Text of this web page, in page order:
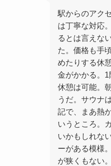
駅からのアク
は丁寧な対応
るとは言えな
た。価格も手
めたりする休
金がかかる。
休憩は可能。
うだ。サウナ
記で、まあ熱
いうところ。
いかもしれな
ーがある模様
が狭くもない